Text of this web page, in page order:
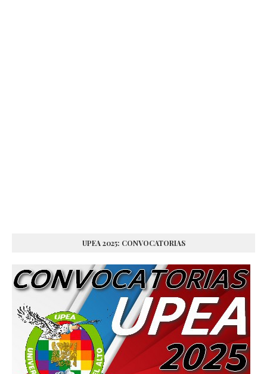
UPEA 2025: CONVOCATORIAS